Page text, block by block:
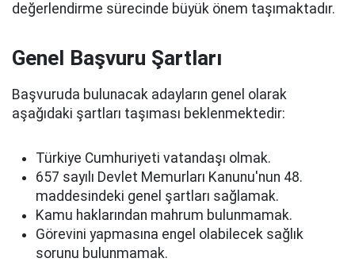
değerlendirme sürecinde büyük önem taşımaktadır.
Genel Başvuru Şartları
Başvuruda bulunacak adayların genel olarak
aşağıdaki şartları taşıması beklenmektedir:
Türkiye Cumhuriyeti vatandaşı olmak.
657 sayılı Devlet Memurları Kanunu'nun 48.
maddesindeki genel şartları sağlamak.
Kamu haklarından mahrum bulunmamak.
Görevini yapmasına engel olabilecek sağlık
sorunu bulunmamak.